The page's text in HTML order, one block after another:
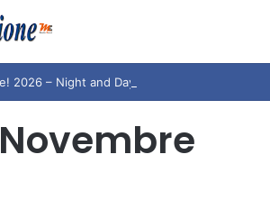
Novembre